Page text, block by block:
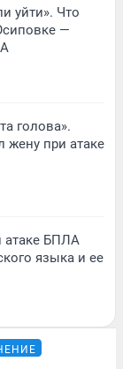
уйти». Что
—
голова».
жену при атаке
атаке БПЛА
языка и ее